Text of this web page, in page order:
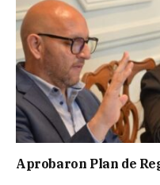
Aprobaron Plan de